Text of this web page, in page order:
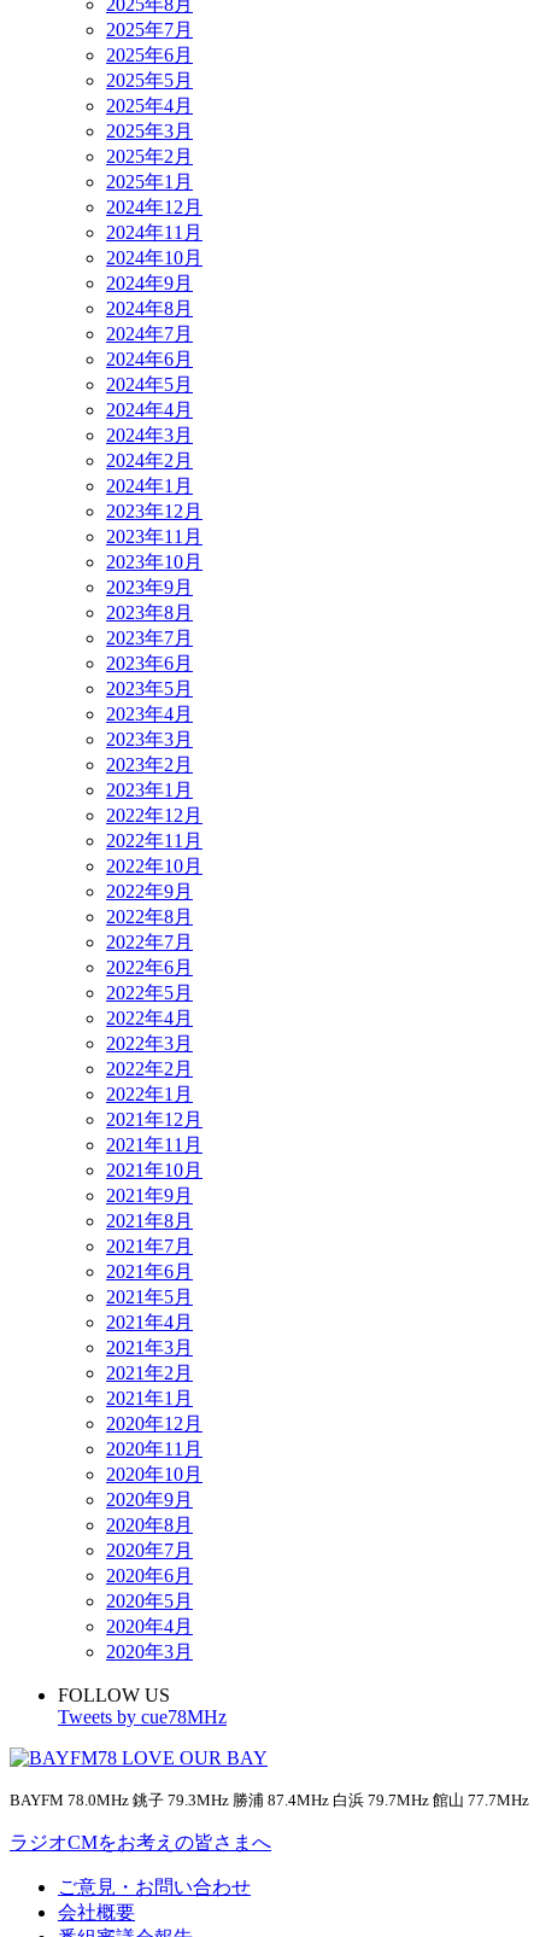
2025年8月
2025年7月
2025年6月
2025年5月
2025年4月
2025年3月
2025年2月
2025年1月
2024年12月
2024年11月
2024年10月
2024年9月
2024年8月
2024年7月
2024年6月
2024年5月
2024年4月
2024年3月
2024年2月
2024年1月
2023年12月
2023年11月
2023年10月
2023年9月
2023年8月
2023年7月
2023年6月
2023年5月
2023年4月
2023年3月
2023年2月
2023年1月
2022年12月
2022年11月
2022年10月
2022年9月
2022年8月
2022年7月
2022年6月
2022年5月
2022年4月
2022年3月
2022年2月
2022年1月
2021年12月
2021年11月
2021年10月
2021年9月
2021年8月
2021年7月
2021年6月
2021年5月
2021年4月
2021年3月
2021年2月
2021年1月
2020年12月
2020年11月
2020年10月
2020年9月
2020年8月
2020年7月
2020年6月
2020年5月
2020年4月
2020年3月
FOLLOW US
Tweets by cue78MHz
BAYFM 78.0MHz 銚子 79.3MHz 勝浦 87.4MHz 白浜 79.7MHz 館山 77.7MHz
ラジオCMをお考えの皆さまへ
ご意見・お問い合わせ
会社概要